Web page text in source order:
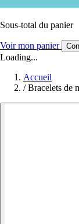
Sous-total du panier
Voir mon panier
Loading...
Accueil
/ Bracelets de